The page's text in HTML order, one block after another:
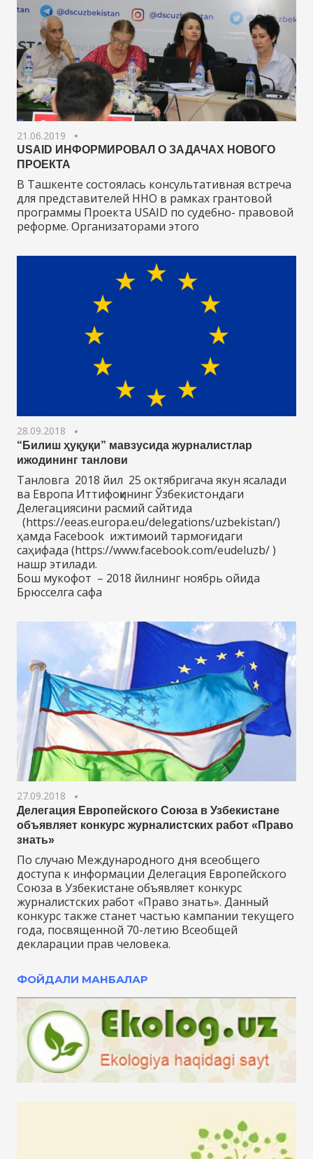
21.06.2019
USAID ИНФОРМИРОВАЛ О ЗАДАЧАХ НОВОГО
ПРОЕКТА
В Ташкенте состоялась консультативная встреча
для представителей ННО в рамках грантовой
программы Проекта USAID по судебно- правовой
реформе. Организаторами этого
28.09.2018
“Билиш ҳуқуқи” мавзусида журналистлар
ижодининг танлови
Танловга 2018 йил 25 октябригача якун ясалади
ва Европа Иттифоқининг Ўзбекистондаги
Делегациясини расмий сайтида
(https://eeas.europa.eu/delegations/uzbekistan/)
ҳамда Facebook ижтимоий тармоғидаги
саҳифада (https://www.facebook.com/eudeluzb/ )
нашр этилади.
Бош мукофот – 2018 йилнинг ноябрь ойида
Брюсселга сафа
27.09.2018
Делегация Европейского Союза в Узбекистане
объявляет конкурс журналистских работ «Право
знать»
По случаю Международного дня всеобщего
доступа к информации Делегация Европейского
Союза в Узбекистане объявляет конкурс
журналистских работ «Право знать». Данный
конкурс также станет частью кампании текущего
года, посвященной 70-летию Всеобщей
декларации прав человека.
ФОЙДАЛИ МАНБАЛАР